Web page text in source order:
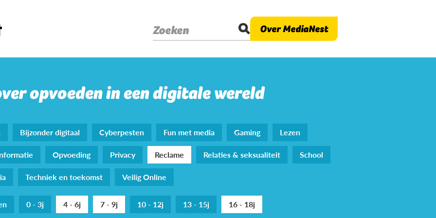
Zoeken Over MediaNest
opvoeden in een digitale wereld
Bijzonder digitaal Cyberpesten Fun met media Gaming
Lezen
Opvoeding Privacy Reclame Relaties & seksualiteit
School
Techniek en toekomst Veilig Online
0 - 3j 4 - 6j 7 - 9j 10 - 12j 13 - 15j 16 - 18j